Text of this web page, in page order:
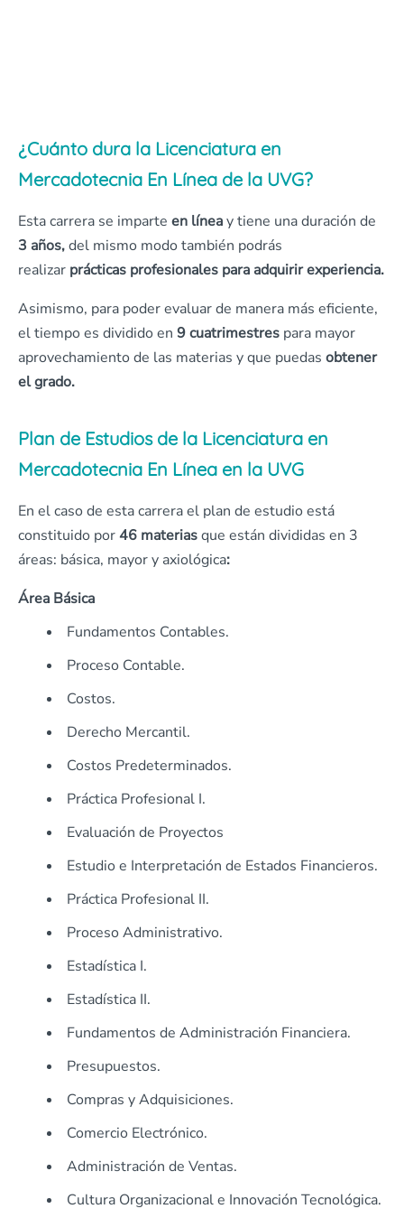
¿Cuánto dura la Licenciatura en
Mercadotecnia En Línea de la UVG?
Esta carrera se imparte en líneay tiene una duración de
3 años,del mismo modo también podrás
realizar prácticas profesionales para adquirir experiencia.
Asimismo, para poder evaluar de manera más eficiente,
el tiempo es dividido en 9 cuatrimestres para mayor
aprovechamiento de las materias y que puedas obtener
el grado.
Plan de Estudios de la Licenciatura en
Mercadotecnia En Línea en la UVG
En el caso de esta carrera el plan de estudio está
constituido por46 materiasque están divididas en 3
áreas: básica, mayor y axiológica:
Área Básica
Fundamentos Contables.
Proceso Contable.
Costos.
Derecho Mercantil.
Costos Predeterminados.
Práctica Profesional I.
Evaluación de Proyectos
Estudio e Interpretación de Estados Financieros.
Práctica Profesional II.
Proceso Administrativo.
Estadística I.
Estadística II.
Fundamentos de Administración Financiera.
Presupuestos.
Compras y Adquisiciones.
Comercio Electrónico.
Administración de Ventas.
Cultura Organizacional e Innovación Tecnológica.